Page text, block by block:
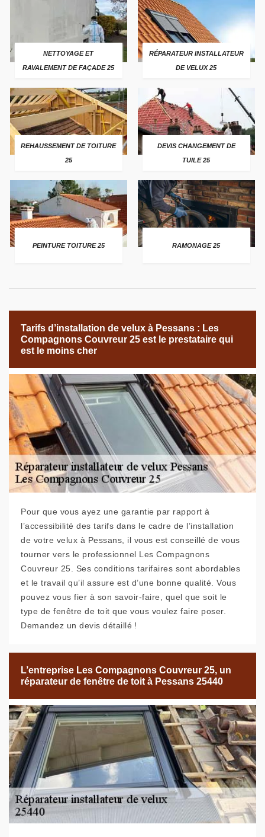
NETTOYAGE ET
RAVALEMENT DE FAÇADE 25
RÉPARATEUR INSTALLATEUR
DE VELUX 25
REHAUSSEMENT DE TOITURE
25
DEVIS CHANGEMENT DE
TUILE 25
PEINTURE TOITURE 25 RAMONAGE 25
Tarifs d’installation de velux à Pessans : Les
Compagnons Couvreur 25 est le prestataire qui
est le moins cher
Pour que vous ayez une garantie par rapport à
l’accessibilité des tarifs dans le cadre de l’installation
de votre velux à Pessans, il vous est conseillé de vous
tourner vers le professionnel Les Compagnons
Couvreur 25. Ses conditions tarifaires sont abordables
et le travail qu’il assure est d’une bonne qualité. Vous
pouvez vous fier à son savoir-faire, quel que soit le
type de fenêtre de toit que vous voulez faire poser.
Demandez un devis détaillé !
L’entreprise Les Compagnons Couvreur 25, un
réparateur de fenêtre de toit à Pessans 25440